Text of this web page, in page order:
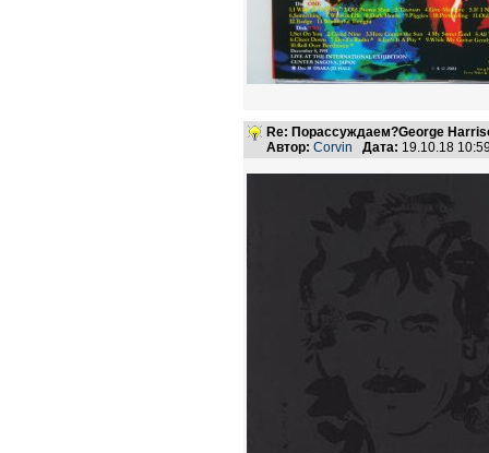
Re: Порассуждаем?George
Автор: Corvin Дата: 19.10.18